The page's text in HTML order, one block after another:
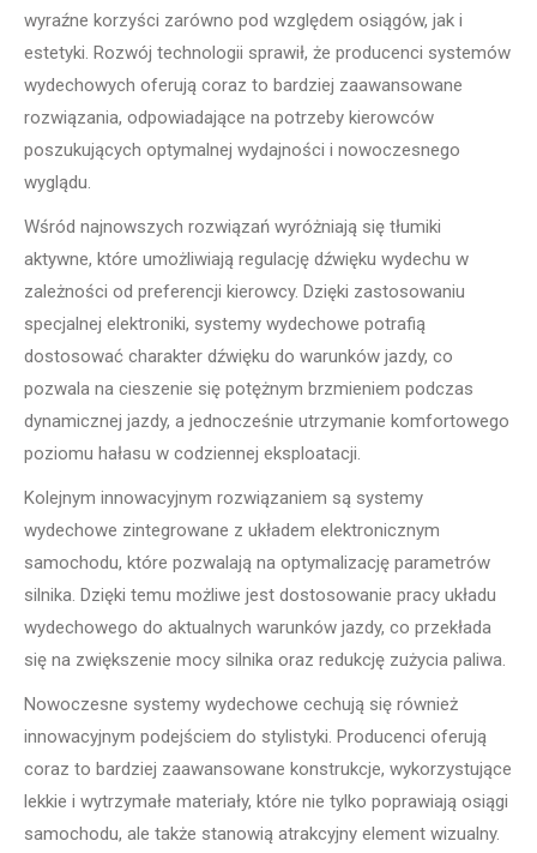
wyraźne korzyści zarówno pod względem osiągów, jak i
estetyki. Rozwój technologii sprawił, że producenci systemów
wydechowych oferują coraz to bardziej zaawansowane
rozwiązania, odpowiadające na potrzeby kierowców
poszukujących optymalnej wydajności i nowoczesnego
wyglądu.
Wśród najnowszych rozwiązań wyróżniają się tłumiki
aktywne, które umożliwiają regulację dźwięku wydechu w
zależności od preferencji kierowcy. Dzięki zastosowaniu
specjalnej elektroniki, systemy wydechowe potrafią
dostosować charakter dźwięku do warunków jazdy, co
pozwala na cieszenie się potężnym brzmieniem podczas
dynamicznej jazdy, a jednocześnie utrzymanie komfortowego
poziomu hałasu w codziennej eksploatacji.
Kolejnym innowacyjnym rozwiązaniem są systemy
wydechowe zintegrowane z układem elektronicznym
samochodu, które pozwalają na optymalizację parametrów
silnika. Dzięki temu możliwe jest dostosowanie pracy układu
wydechowego do aktualnych warunków jazdy, co przekłada
się na zwiększenie mocy silnika oraz redukcję zużycia paliwa.
Nowoczesne systemy wydechowe cechują się również
innowacyjnym podejściem do stylistyki. Producenci oferują
coraz to bardziej zaawansowane konstrukcje, wykorzystujące
lekkie i wytrzymałe materiały, które nie tylko poprawiają osiągi
samochodu, ale także stanowią atrakcyjny element wizualny.